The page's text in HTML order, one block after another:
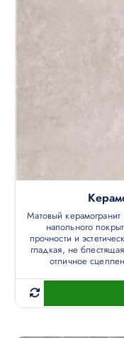
Матовый
напольного
прочности и
гладкая, не
отличное